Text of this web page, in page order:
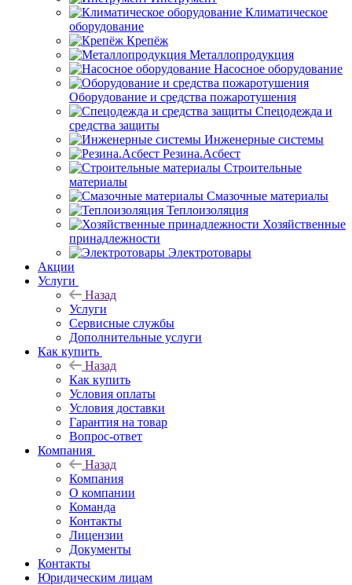
Климатическое
оборудование
Крепёж
Металлопродукция
Насосное оборудование
Оборудование и средства пожаротушения
Спецодежда и
средства защиты
Инженерные системы
Резина.Асбест
Строительные
материалы
Смазочные материалы
Теплоизоляция
Хозяйственные
принадлежности
Электротовары
Акции
Услуги
Назад
Услуги
Сервисные службы
Дополнительные услуги
Как купить
Назад
Как купить
Условия оплаты
Условия доставки
Гарантия на товар
Вопрос-ответ
Компания
Назад
Компания
О компании
Команда
Контакты
Лицензии
Документы
Контакты
Юридическим лицам